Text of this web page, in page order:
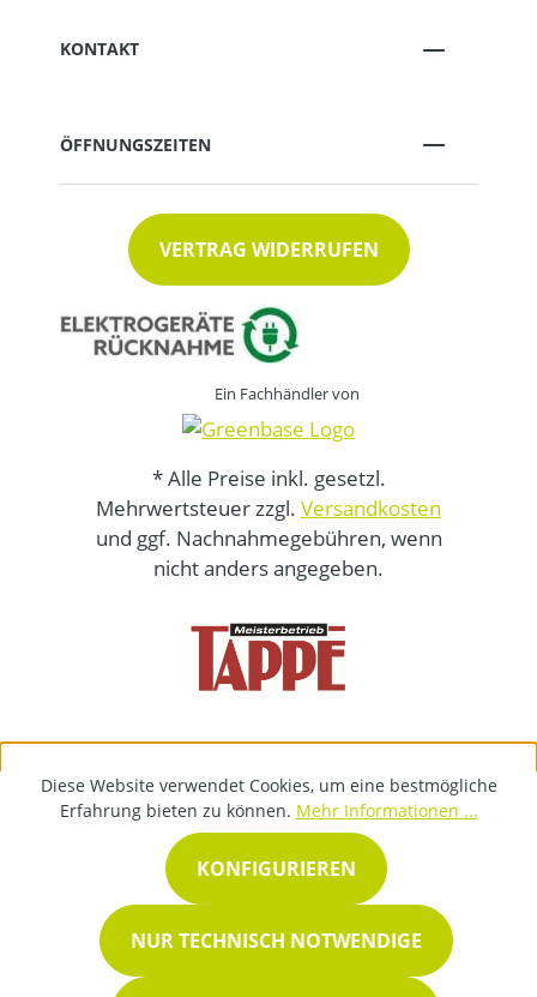
KONTAKT
ÖFFNUNGSZEITEN
VERTRAG WIDERRUFEN
Ein Fachhändler von
* Alle Preise inkl. gesetzl.
Mehrwertsteuer zzgl. Versandkosten
und ggf. Nachnahmegebühren, wenn
nicht anders angegeben.
Diese Website verwendet Cookies, um eine bestmögliche
Erfahrung bieten zu können. Mehr Informationen ...
NUR TECHNISCH NOTWENDIGE
KONFIGURIEREN